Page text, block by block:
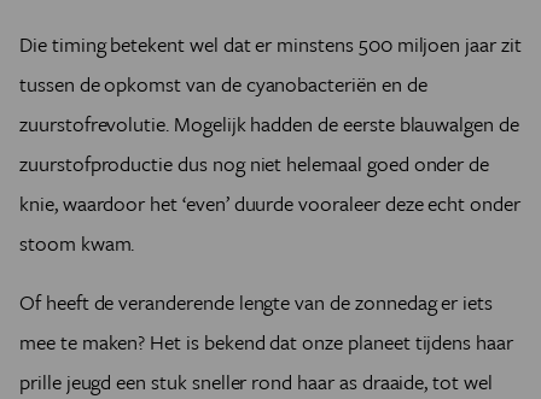
Die timing betekent wel dat er minstens 500 miljoen jaar zit
tussen de opkomst van de cyanobacteriën en de
zuurstofrevolutie. Mogelijk hadden de eerste blauwalgen de
zuurstofproductie dus nog niet helemaal goed onder de
knie, waardoor het ‘even’ duurde vooraleer deze echt onder
stoom kwam.
Of heeft de veranderende lengte van de zonnedag er iets
mee te maken? Het is bekend dat onze planeet tijdens haar
prille jeugd een stuk sneller rond haar as draaide, tot wel